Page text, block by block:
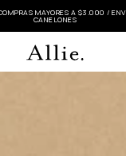
MAYORES A $3.000 /
CANELONES